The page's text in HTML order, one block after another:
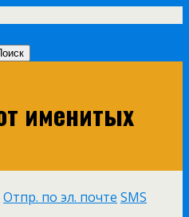
именитых
Отпр. по эл. почте SMS